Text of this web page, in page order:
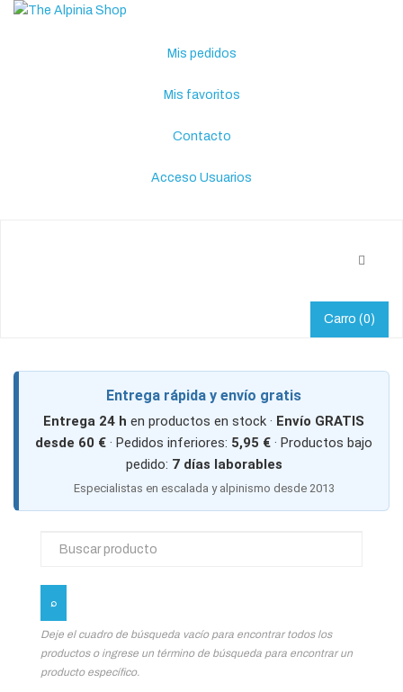
Mis pedidos
Mis favoritos
Contacto
Acceso Usuarios
Carro (0)
Entrega rápida y envío gratis
Entrega 24 h en productos en stock · Envío GRATIS
desde 60 € · Pedidos inferiores: 5,95 € · Productos bajo
pedido: 7 días laborables
Especialistas en escalada y alpinismo desde 2013
Deje el cuadro de búsqueda vacío para encontrar todos los
productos o ingrese un término de búsqueda para encontrar un
producto específico.